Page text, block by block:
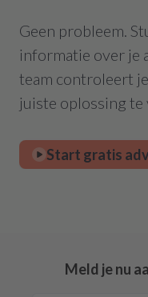
Geen probleem.
informatie over je
team controleert
juiste oplossing te
Start gratis
Meld je nu